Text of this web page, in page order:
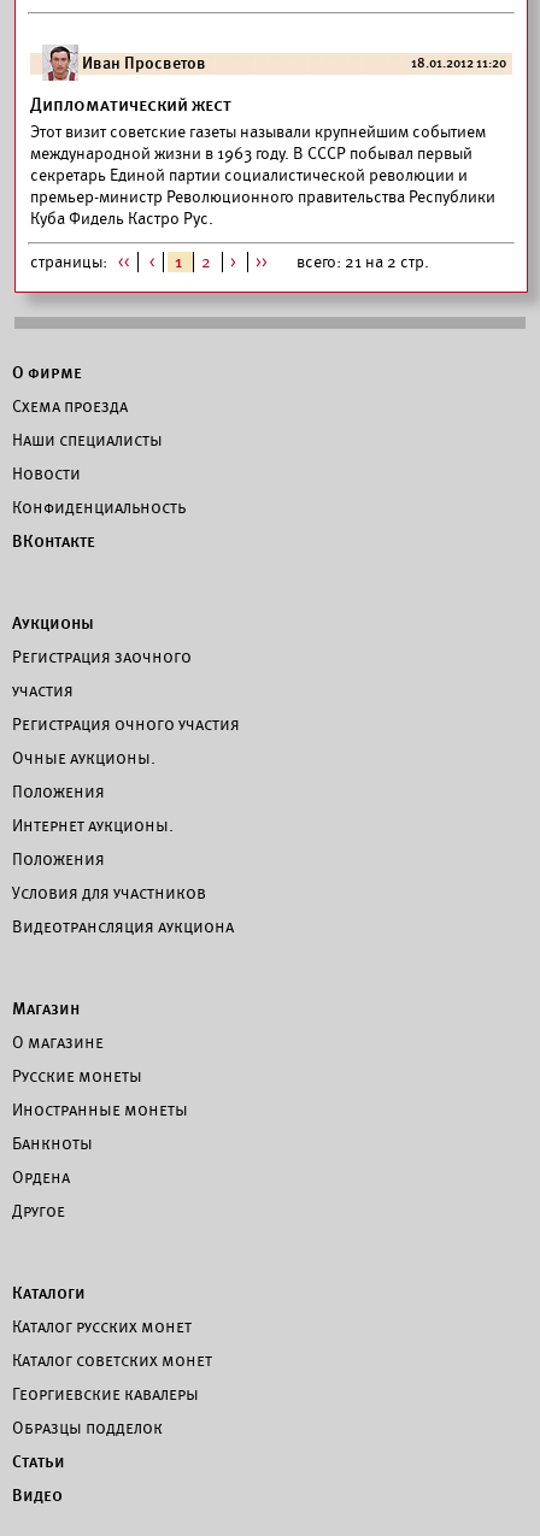
Иван Просветов 18.01.2012 11:20
Дипломатический жест
Этот визит советские газеты называли крупнейшим событием
международной жизни в 1963 году. В СССР побывал первый
секретарь Единой партии социалистической революции и
премьер-министр Революционного правительства Республики
Куба Фидель Кастро Рус.
страницы: << < 1 2 > >> всего: 21 на 2 стр.
О фирме
Схема проезда
Наши специалисты
Новости
Конфиденциальность
ВКонтакте
Аукционы
Регистрация заочного
участия
Регистрация очного участия
Очные аукционы.
Положения
Интернет аукционы.
Положения
Условия для участников
Видеотрансляция аукциона
Магазин
О магазине
Русские монеты
Иностранные монеты
Банкноты
Ордена
Другое
Каталоги
Каталог русских монет
Каталог советских монет
Георгиевские кавалеры
Образцы подделок
Статьи
Видео